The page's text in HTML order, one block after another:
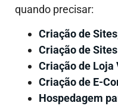
quando precisar:
Criação de
Criação de
Criação de Loja
Criação de E-
Hospedagem